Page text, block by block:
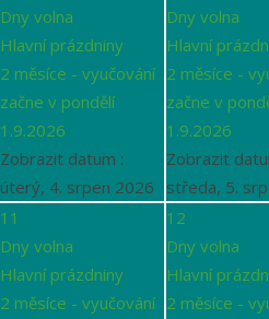
Dny volna
Hlavní prázdniny
2 měsíce - vyučování
začne v pondělí
1.9.2026
Zobrazit datum :
úterý, 4. srpen 2026
Dny volna
Hlavní
2 měsíce -
začne v
1.9.2026
Zobrazit
středa, 5.
11
Dny volna
Hlavní prázdniny
2 měsíce - vyučování
12
Dny volna
Hlavní
2 měsíce -